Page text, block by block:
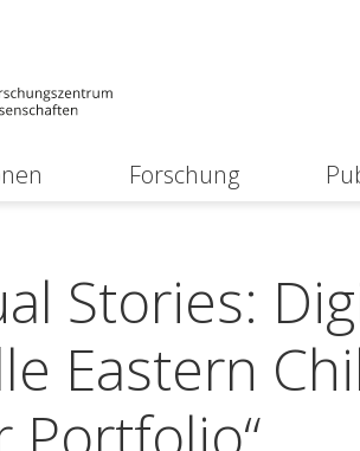
Forschung
Stories:
Eastern